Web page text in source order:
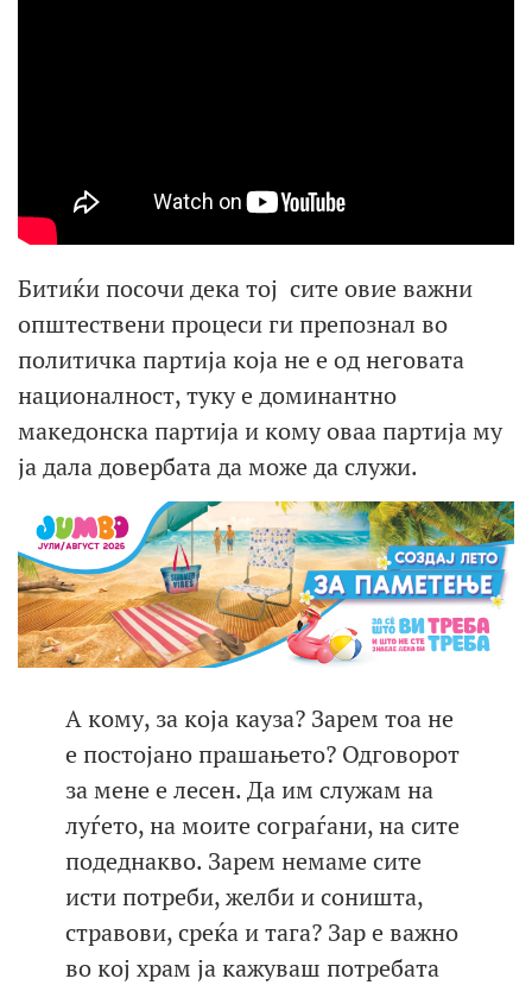
Битиќи посочи дека тој сите овие важни
општествени процеси ги препознал во
политичка партија која не е од неговата
националност, туку е доминантно
македонска партија и кому оваа партија му
ја дала довербата да може да служи.
А кому, за која кауза? Зарем тоа не
е постојано прашањето? Одговорот
за мене е лесен. Да им служам на
луѓето, на моите сограѓани, на сите
подеднакво. Зарем немаме сите
исти потреби, желби и соништа,
стравови, среќа и тага? Зар е важно
во кој храм ја кажуваш потребата